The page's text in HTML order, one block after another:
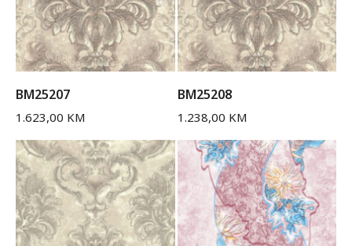
BM25207
1.623,00 KM
BM25208
1.238,00 KM